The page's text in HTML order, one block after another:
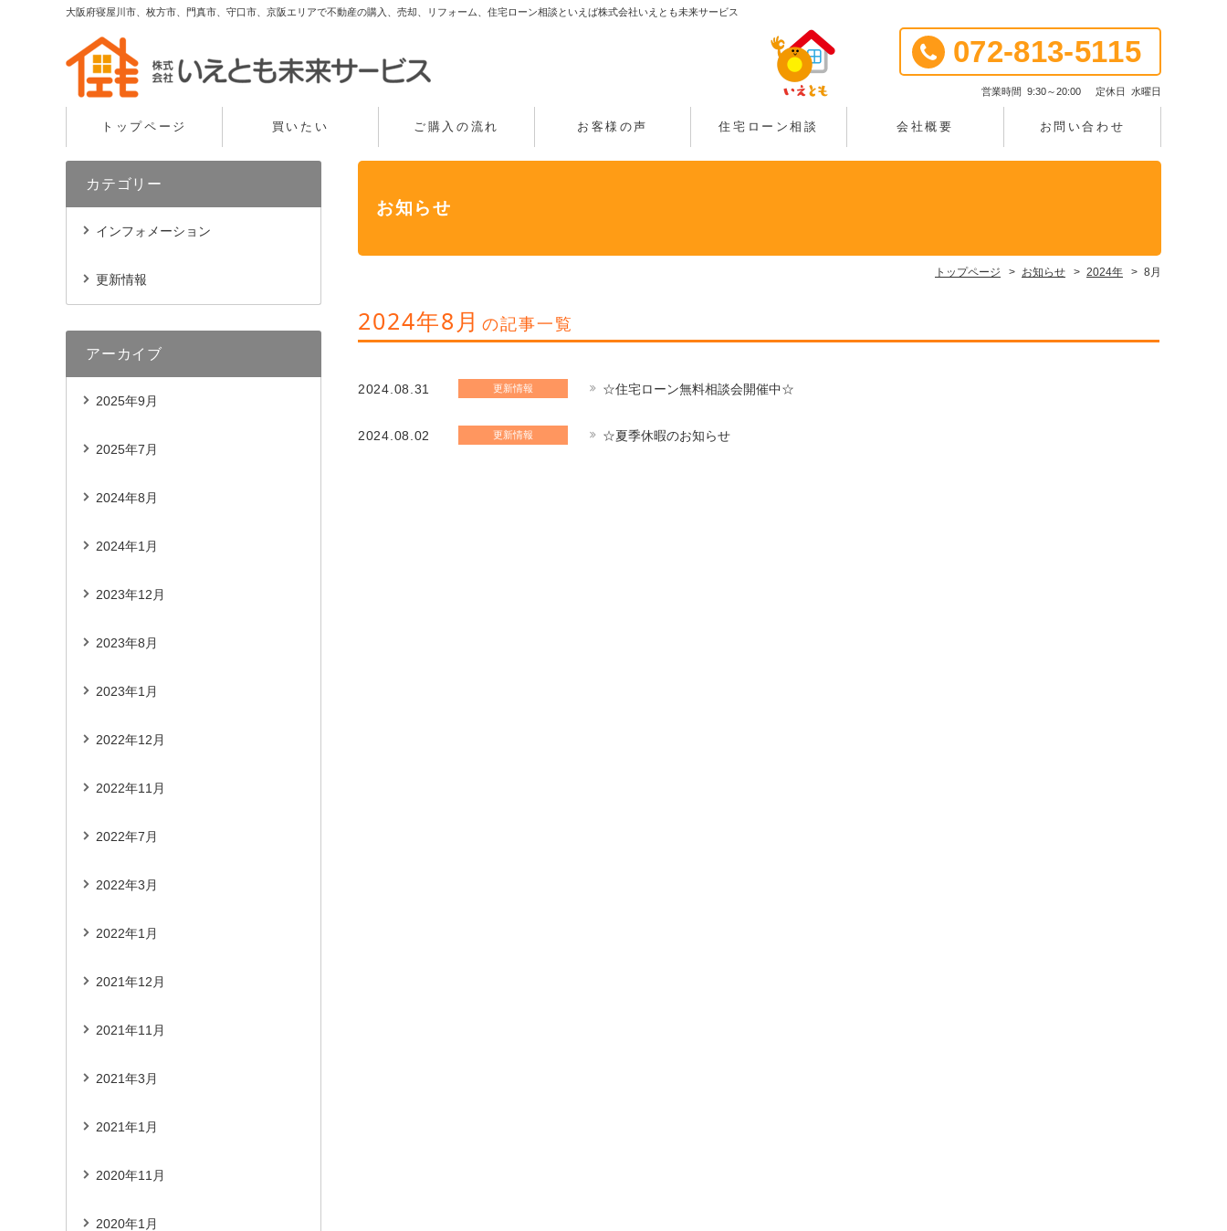
大阪府寝屋川市、枚方市、門真市、守口市、京阪エリアで不動産の購入、売却、リフォーム、住宅ローン相談といえば株式会社いえとも未来サービス
072-813-5115
営業時間 9:30～20:00 定休日 水曜日
トップページ 買いたい ご購入の流れ お客様の声 住宅ローン相談 会社概要 お問い合わせ
お知らせ
トップページ お知らせ 2024年 8月
2024年8月 の記事一覧
2024.08.31 更新情報 ☆住宅ローン無料相談会開催中☆
2024.08.02 更新情報 ☆夏季休暇のお知らせ
カテゴリー
インフォメーション
更新情報
アーカイブ
2025年9月
2025年7月
2024年8月
2024年1月
2023年12月
2023年8月
2023年1月
2022年12月
2022年11月
2022年7月
2022年3月
2022年1月
2021年12月
2021年11月
2021年3月
2021年1月
2020年11月
2020年1月